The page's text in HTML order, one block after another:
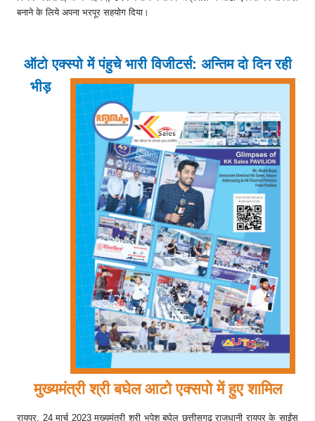
बनाने के लिये अपना भरपूर सहयोग दिया।
ऑटो एक्स्पो में पंहुचे भारी विजीटर्स: अन्तिम दो दिन रही
भीड़
मुख्यमंत्री श्री बघेल आटो एक्सपो में हुए शामिल
रायपुर, 24 मार्च 2023 मुख्यमंत्री श्री भूपेश बघेल छत्तीसगढ़ राजधानी रायपुर के साईंस